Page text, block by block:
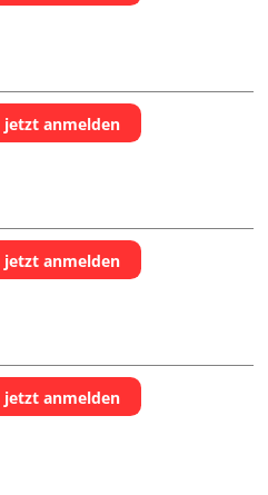
jetzt anmelden
jetzt anmelden
jetzt anmelden